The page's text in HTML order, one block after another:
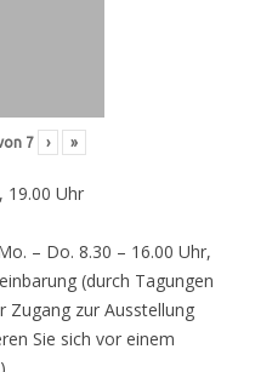
7 › »
19.00 Uhr
– Do. 8.30 – 16.00 Uhr,
(durch Tagungen
Zugang zur Ausstellung
Sie sich vor einem